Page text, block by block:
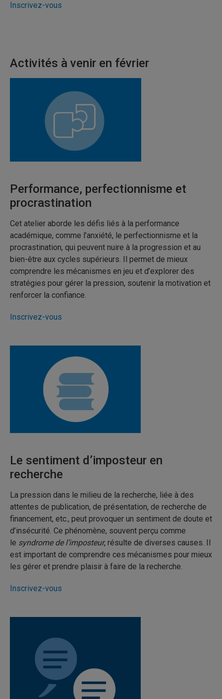
Inscrivez-vous
Activités à venir en février
Performance, perfectionnisme et
procrastination
Cet atelier aborde les défis liés à la performance
académique, comme l’anxiété, le perfectionnisme et la
procrastination, qui peuvent nuire à la progression et au
bien-être aux cycles supérieurs. Il permet de mieux
comprendre les mécanismes en jeu et d’explorer des
stratégies pour gérer la pression, soutenir la motivation et
renforcer la confiance.
Inscrivez-vous
Le sentiment d’imposteur en
recherche
La pression dans le milieu de la recherche, liée à des
attentes de publication, de présentation, de recherche de
financement, etc., peut provoquer un sentiment de doute et
d’insécurité. Ce phénomène, souvent perçu comme
le syndrome de l’imposteur, résulte de diverses causes. Il
est important de comprendre ces mécanismes pour mieux
les gérer et prendre plaisir à faire de la recherche.
Inscrivez-vous